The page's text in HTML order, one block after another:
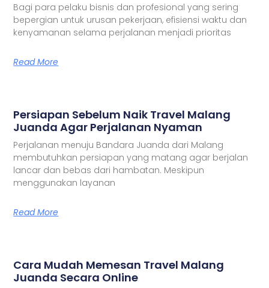
Bagi para pelaku bisnis dan profesional yang sering
bepergian untuk urusan pekerjaan, efisiensi waktu dan
kenyamanan selama perjalanan menjadi prioritas
Read More
Persiapan Sebelum Naik Travel Malang
Juanda Agar Perjalanan Nyaman
Perjalanan menuju Bandara Juanda dari Malang
membutuhkan persiapan yang matang agar berjalan
lancar dan bebas dari hambatan. Meskipun
menggunakan layanan
Read More
Cara Mudah Memesan Travel Malang
Juanda Secara Online